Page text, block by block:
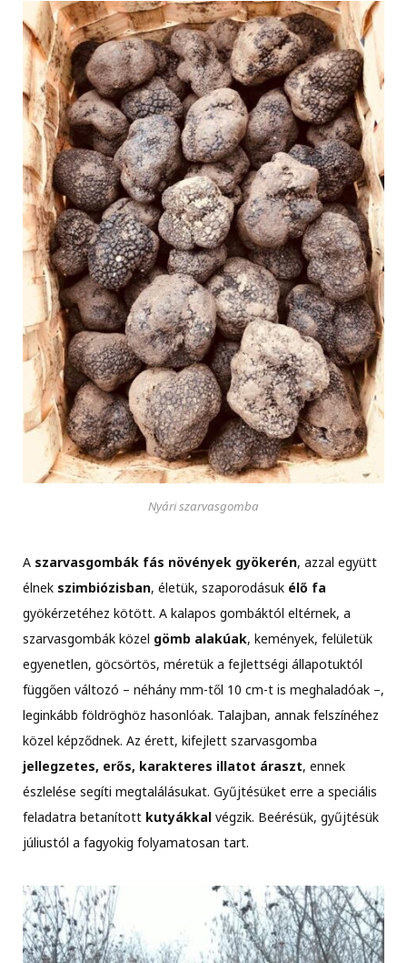
Nyári szarvasgomba
A szarvasgombák fás növények gyökerén, azzal együtt
élnek szimbiózisban, életük, szaporodásuk élő fa
gyökérzetéhez kötött. A kalapos gombáktól eltérnek, a
szarvasgombák közel gömb alakúak, kemények, felületük
egyenetlen, göcsörtös, méretük a fejlettségi állapotuktól
függően változó – néhány mm-től 10 cm-t is meghaladóak –,
leginkább földröghöz hasonlóak. Talajban, annak felszínéhez
közel képződnek. Az érett, kifejlett szarvasgomba
jellegzetes, erős, karakteres illatot áraszt, ennek
észlelése segíti megtalálásukat. Gyűjtésüket erre a speciális
feladatra betanított kutyákkal végzik. Beérésük, gyűjtésük
júliustól a fagyokig folyamatosan tart.